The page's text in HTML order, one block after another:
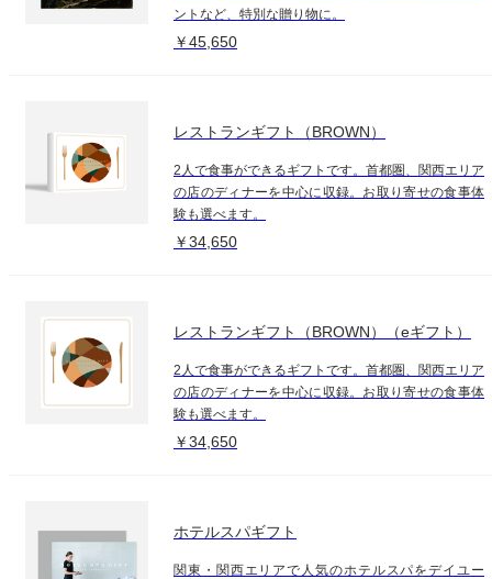
ントなど、特別な贈り物に。
￥45,650
レストランギフト（BROWN）
2人で食事ができるギフトです。首都圏、関西エリア
の店のディナーを中心に収録。お取り寄せの食事体
験も選べます。
￥34,650
レストランギフト（BROWN）（eギフト）
2人で食事ができるギフトです。首都圏、関西エリア
の店のディナーを中心に収録。お取り寄せの食事体
験も選べます。
￥34,650
ホテルスパギフト
関東・関西エリアで人気のホテルスパをデイユー